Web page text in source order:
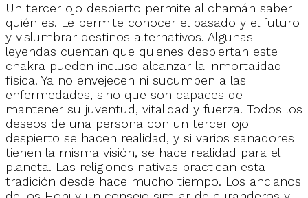
Un tercer ojo despierto permite al chamán saber
quién es. Le permite conocer el pasado y el futuro
y vislumbrar destinos alternativos. Algunas
leyendas cuentan que quienes despiertan este
chakra pueden incluso alcanzar la inmortalidad
física. Ya no envejecen ni sucumben a las
enfermedades, sino que son capaces de
mantener su juventud, vitalidad y fuerza. Todos los
deseos de una persona con un tercer ojo
despierto se hacen realidad, y si varios sanadores
tienen la misma visión, se hace realidad para el
planeta. Las religiones nativas practican esta
tradición desde hace mucho tiempo. Los ancianos